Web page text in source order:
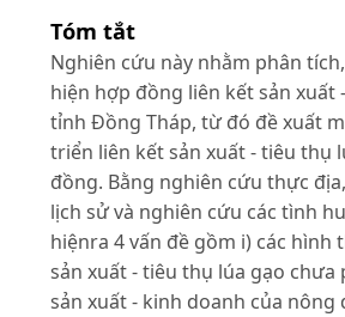
Tóm tắt
Nghiên cứu này nhằm phân
hiện hợp đồng liên kết sản xuất
tỉnh Đồng Tháp, từ đó đề xuất
triển liên kết sản xuất - tiêu thụ
đồng. Bằng nghiên cứu thực
lịch sử và nghiên cứu các tình
hiệnra 4 vấn đề gồm i) các
sản xuất - tiêu thụ lúa gạo chưa
sản xuất - kinh doanh của nông